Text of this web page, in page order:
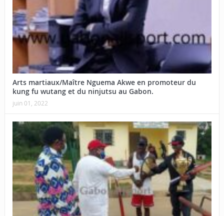
Arts martiaux/Maître Nguema Akwe en promoteur du
kung fu wutang et du ninjutsu au Gabon.
juin 01, 2022